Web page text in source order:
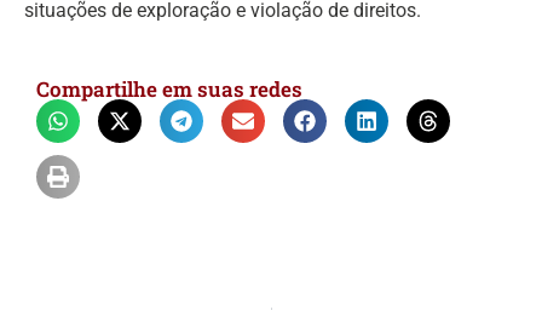
situações de exploração e violação de direitos.
Compartilhe em suas redes